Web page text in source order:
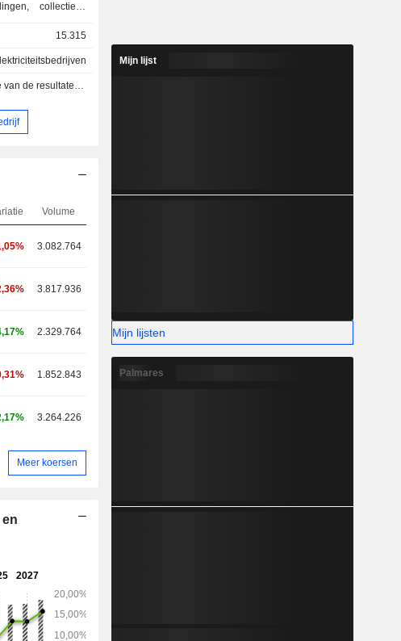
collectieve
15.315
resultaten - Q2 2026
Volume
3.082.764
3.817.936
2.329.764
1.852.843
3.264.226
Meer koersen
Mijn lijst
Mijn lijsten
Palmares